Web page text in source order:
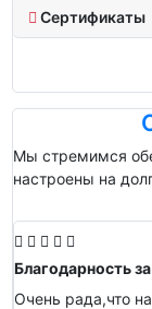
Сертификаты
Мы стремимся
настроены на
Благодарность
Очень рада,что